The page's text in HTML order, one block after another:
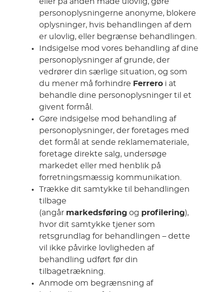
personoplysningerne anonyme, blokere
oplysninger, hvis behandlingen af dem
er ulovlig, eller begrænse behandlingen.
Indsigelse mod vores behandling af dine
personoplysninger af grunde, der
vedrører din særlige situation, og som
du mener må forhindre Ferrero i at
behandle dine personoplysninger til et
givent formål.
Gøre indsigelse mod behandling af
personoplysninger, der foretages med
det formål at sende reklamemateriale,
foretage direkte salg, undersøge
markedet eller med henblik på
forretningsmæssig kommunikation.
Trække dit samtykke til behandlingen
tilbage
(angår markedsføring og profilering),
hvor dit samtykke tjener som
retsgrundlag for behandlingen – dette
vil ikke påvirke lovligheden af
behandling udført før din
tilbagetrækning.
Anmode om begrænsning af